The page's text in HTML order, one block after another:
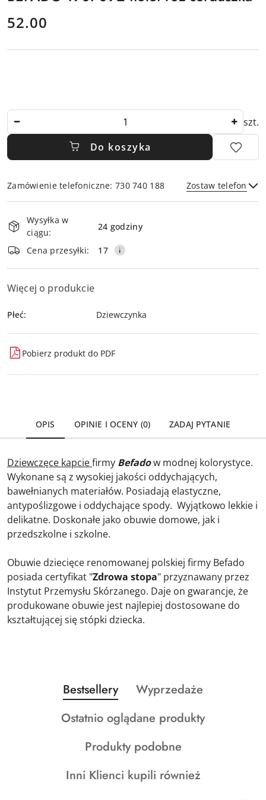
cena:
52.00
szt.
Do koszyka
Zamówienie telefoniczne: 730 740 188 Zostaw telefon
i
dostawa
Wysyłka w
ciągu:
24 godziny
Cena przesyłki: 17
Więcej o produkcie
Płeć: Dziewczynka
Pobierz produkt do PDF
OPIS OPINIE I OCENY (0) ZADAJ PYTANIE
Dziewczęce kapciefirmy Befadow modnej kolorystyce.
Wykonane są z wysokiej jakości oddychających,
bawełnianych materiałów. Posiadają elastyczne,
antypoślizgowe i oddychające spody. Wyjątkowo lekkie i
delikatne. Doskonałe jako obuwie domowe, jak i
przedszkolne i szkolne.
Obuwie dziecięce renomowanej polskiej firmy Befado
posiada certyfikat "Zdrowa stopa" przyznawany przez
Instytut Przemysłu Skórzanego. Daje on gwarancje, że
produkowane obuwie jest najlepiej dostosowane do
kształtującej się stópki dziecka.
Pomiń karuzelę produktów
Produkty
o
statusie:
Bestsellery
Produkty
statusie:
Wyprzedaże
Produkty
statusie:
Ostatnio oglądane produkty
Produkty
statusie:
Produkty podobne
Produkty
Inni Klienci kupili również